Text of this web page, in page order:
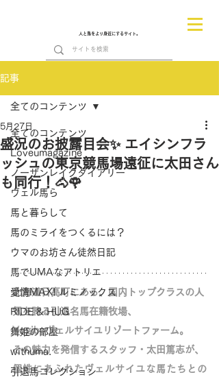
人と馬をより身近にするサイト。
記事
全てのコンテンツ
Loveumagazine
ノーザンレイクダイアリー
ヴェル馬ら
馬と暮らして
馬のミライをつくるには？
ウマのお坊さん徒然日記
馬でUMAなアトリエ
愛情MAX! ルミノックス
RIDE & HUG
舞姫の部屋
withuma.
引退馬コレクション
全てのコンテンツ
盛況のお披露目会✨ エイシンフラ
ッシュの東京競馬場遠征に太田さん
も同行！🐴🌹
5月27日
北海道日高町にある、国内トップクラスの人
気を誇る引退名馬在籍牧場、
Yogiboヴェルサイユリゾートファーム。
その魅力を発信するスタッフ・太田篤志が、
個性にあふれたヴェルサイユな馬たちとの